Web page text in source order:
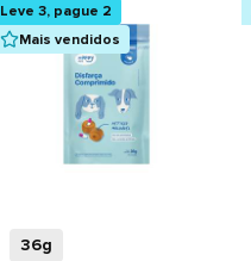
Leve 3, pague 2
Mais vendidos
36g